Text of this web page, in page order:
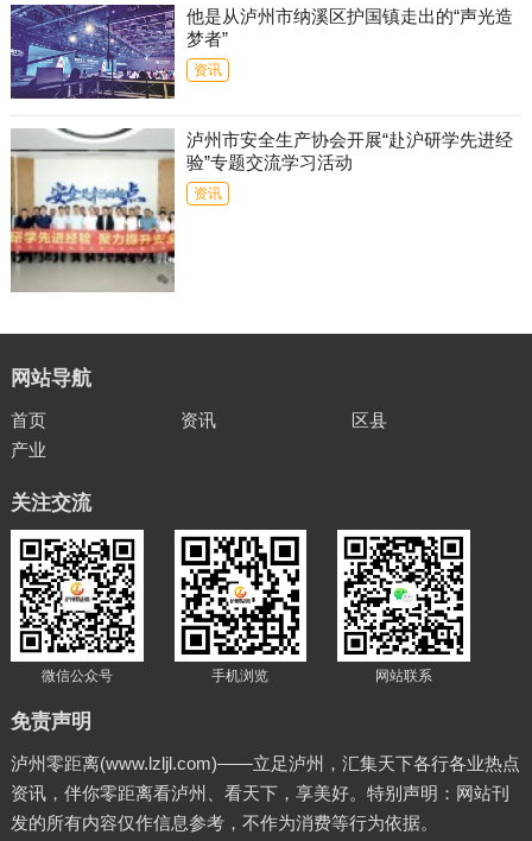
他是从泸州市纳溪区护国镇走出的“声光造
梦者”
资讯
泸州市安全生产协会开展“赴沪研学先进经
验”专题交流学习活动
资讯
网站导航
首页 资讯
区县
产业
关注交流
微信公众号 手机浏览 网站联系
免责声明
泸州零距离(www.lzljl.com)——立足泸州，汇集天下各行各业热点
资讯，伴你零距离看泸州、看天下，享美好。特别声明：网站刊
发的所有内容仅作信息参考，不作为消费等行为依据。